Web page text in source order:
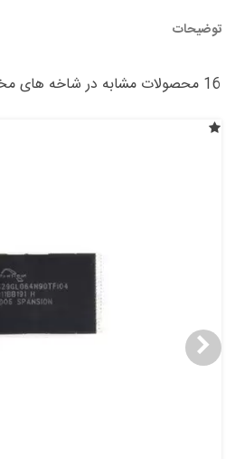
توضیحات
16 محصولات مشابه در شاخه های مختلف: